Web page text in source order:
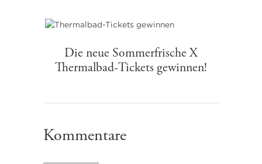
Die neue Sommerfrische X
Thermalbad-Tickets gewinnen!
Kommentare